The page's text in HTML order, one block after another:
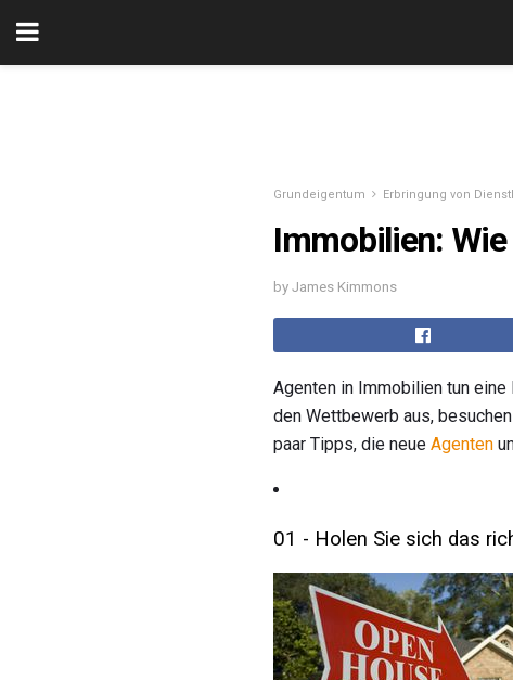
Grundeigentum Erbringung von
Immobilien:
by James Kimmons
Agenten in Immobilien tun
den Wettbewerb aus,
paar Tipps, die neue Agenten
01 - Holen Sie sich das